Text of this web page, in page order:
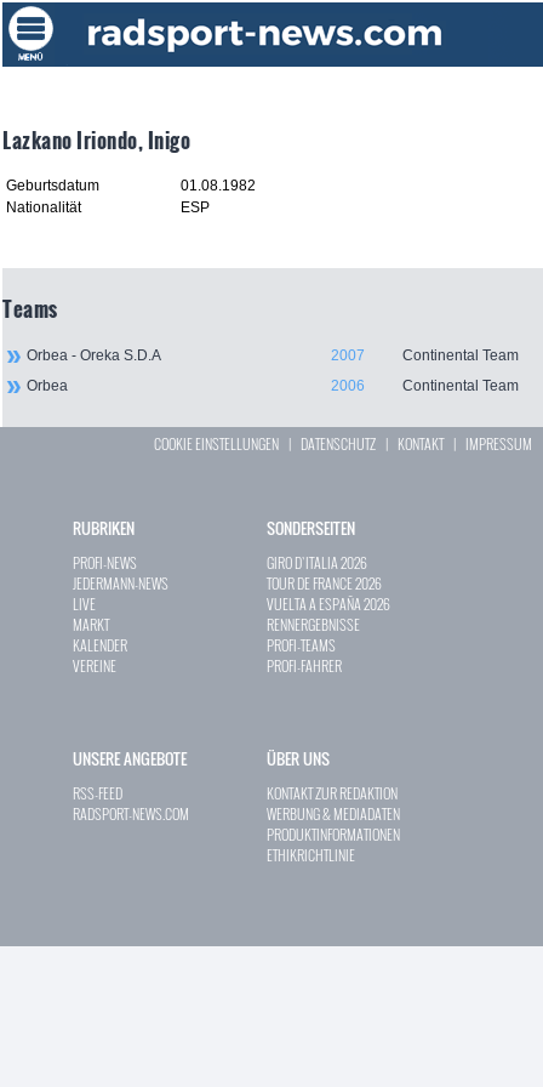
Lazkano Iriondo, Inigo
Geburtsdatum
01.08.1982
Nationalität
ESP
Teams
Orbea - Oreka S.D.A 2007
Continental Team
Orbea
2006 Continental Team
COOKIE EINSTELLUNGEN | DATENSCHUTZ | KONTAKT| IMPRESSUM
RUBRIKEN
PROFI-NEWS
JEDERMANN-NEWS
LIVE
MARKT
KALENDER
VEREINE
SONDERSEITEN
GIRO D`ITALIA 2026
TOUR DE FRANCE 2026
VUELTA A ESPAÑA 2026
RENNERGEBNISSE
PROFI-TEAMS
PROFI-FAHRER
UNSERE ANGEBOTE
RSS-FEED
RADSPORT-NEWS.COM
ÜBER UNS
KONTAKT ZUR REDAKTION
WERBUNG & MEDIADATEN
PRODUKTINFORMATIONEN
ETHIKRICHTLINIE